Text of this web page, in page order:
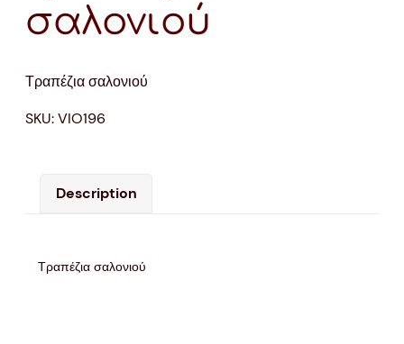
σαλονιού
Τραπέζια σαλονιού
SKU:VIO196
Description
Τραπέζια σαλονιού